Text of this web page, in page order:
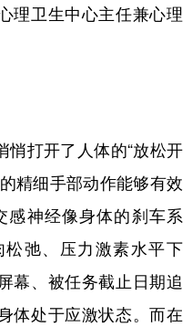
黑龙江
日本語 한국어
理卫生中心主任兼心理
打开了人体的“放松开
精细手部动作能够有效
感神经像身体的刹车系
弛、压力激素水平下
幕、被任务截止日期追
体处于应激状态。而在